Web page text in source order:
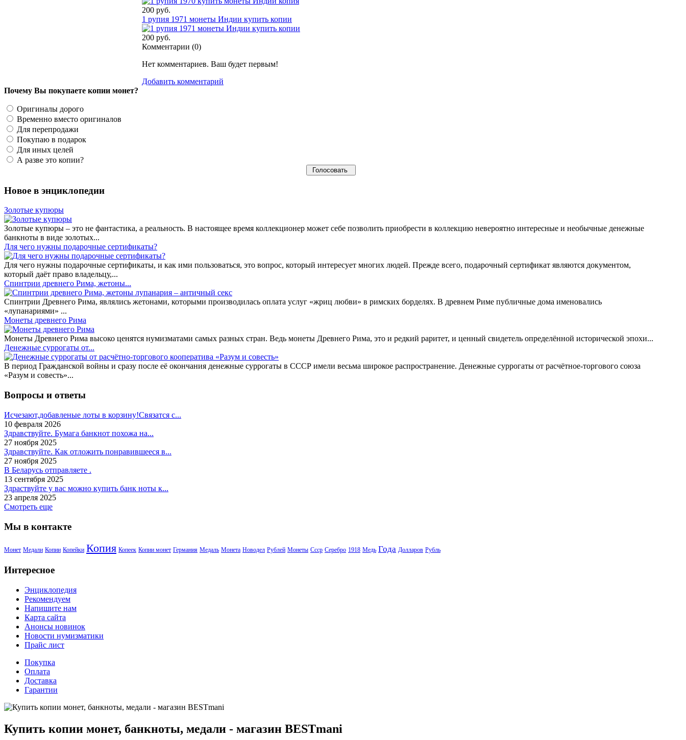
200 руб.
1 рупия 1971 монеты Индии купить копии
200 руб.
Комментарии (0)
Нет комментариев. Ваш будет первым!
Добавить комментарий
Почему Вы покупаете копии монет?
Оригиналы дорого
Временно вместо оригиналов
Для перепродажи
Покупаю в подарок
Для иных целей
А разве это копии?
Новое в энциклопедии
Золотые купюры
Золотые купюры – это не фантастика, а реальность. В настоящее время коллекционер может себе позволить приобрести в коллекцию невероятно интересные и необычные денежные
банкноты в виде золотых...
​Для чего нужны подарочные сертификаты?
Для чего нужны подарочные сертификаты, и как ими пользоваться, это вопрос, который интересует многих людей. Прежде всего, подарочный сертификат являются документом,
который даёт право владельцу,...
Спинтрии древнего Рима, жетоны...
Спинтрии Древнего Рима, являлись жетонами, которыми производилась оплата услуг «жриц любви» в римских борделях. В древнем Риме публичные дома именовались
«лупанариями» ...
Монеты древнего Рима
Монеты Древнего Рима высоко ценятся нумизматами самых разных стран. Ведь монеты Древнего Рима, это и редкий раритет, и ценный свидетель определённой исторической эпохи...
Денежные суррогаты от...
В период Гражданской войны и сразу после её окончания денежные суррогаты в СССР имели весьма широкое распространение. Денежные суррогаты от расчётное-торгового союза
«Разум и совесть»...
Вопросы и ответы
Исчезают,добавленые лоты в корзину!Связатся с...
10 февраля 2026
Здравствуйте. Бумага банкнот похожа на...
27 ноября 2025
Здравствуйте. Как отложить понравившееся в...
27 ноября 2025
В Беларусь отправляете .
13 сентября 2025
Здраствуйте у вас можно купить банк ноты к...
23 апреля 2025
Смотреть еще
Мы в контакте
Монет Медали Копии Копейки Копия Копеек Копии монет Германия Медаль Монета Новодел Рублей Монеты Ссср Серебро 1918 Медь Года Долларов Рубль
Интересное
Энциклопедия
Рекомендуем
Напишите нам
Карта сайта
Анонсы новинок
Новости нумизматики
Прайс лист
Покупка
Оплата
Доставка
Гарантии
Купить копии монет, банкноты, медали - магазин BESTmani